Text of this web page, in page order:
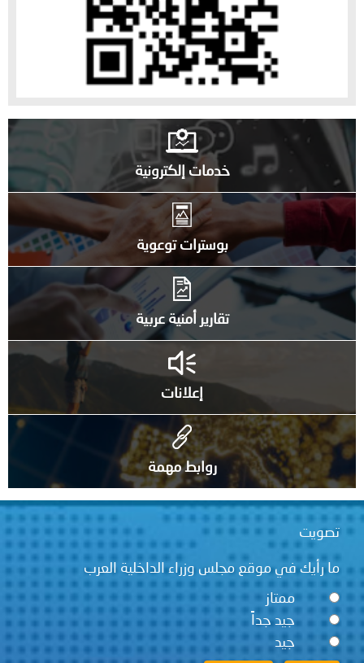
خدمات إلكترونية
بوسترات توعوية
روابط مهمة
مجلس وزراء الداخلية العرب